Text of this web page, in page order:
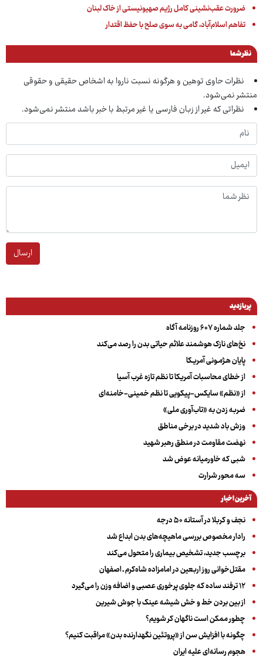
ضرورت عقب‌نشینی کامل رژیم صهیونیستی از خاک لبنان
تفاهم اسلام‌آباد، گامی به سوی صلح با حفظ اقتدار
نظر شما
نظرات حاوی توهین و هرگونه نسبت ناروا به اشخاص حقیقی و حقوقی
منتشر نمی‌شود.
نظراتی که غیر از زبان فارسی یا غیر مرتبط با خبر باشد منتشر نمی‌شود.
ارسال
پربازدید
جلد شماره ۶۰۷ روزنامه آگاه
نخ‌های نازک هوشمند علائم حیاتی بدن را رصد می‌کند
پایان هـژمـونی آمریـکا
از خطای محاسبات آمریکا تا نظم تازه غرب آسیا
از «نظم» سایکس-پیکویی تا نظم خمینی-خامنه‌ای
ضربه زدن به «تاب‌آوری ملی»
وزش باد شدید در برخی مناطق
نهضت مقاومت در منطق رهبر شهید
شبی که خاورمیانه عوض شد
سه‌ محور شرارت
آخرین اخبار
نجف و کربلا در آستانه ۵۰ درجه
رادار مخصوص بررسی ماهیچه‌های بدن ابداع شد
برچسب جدید، تشخیص بیماری را متحول می‌کند
مقتل‌خوانی روز اربعین در امامزاده شاه‌کرم ـ اصفهان
۱۲ ترفند ساده که جلوی پرخوری عصبی و اضافه ‌وزن را می‌گیرد
از بین بردن خط و خش شیشه عینک با جوش شیرین
چطور ممکن است ناگهان کر شویم؟
چگونه با افزایش سن از «پروتئین نگهدارنده بدن» مراقبت کنیم؟
هجوم رسانه‌ای علیه ایران